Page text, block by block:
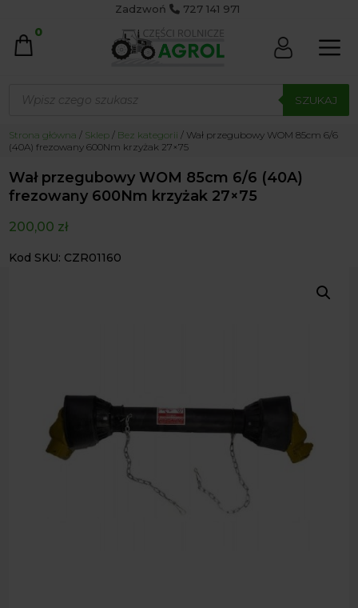
Zadzwoń 727 141 971
0
produktów SZUKAJ
Strona główna / Sklep / Bez kategorii / Wał przegubowy WOM 85cm 6/6
(40A) frezowany 600Nm krzyżak 27×75
Wał przegubowy WOM 85cm 6/6 (40A)
frezowany 600Nm krzyżak 27×75
200,00 zł
Kod SKU: CZR01160